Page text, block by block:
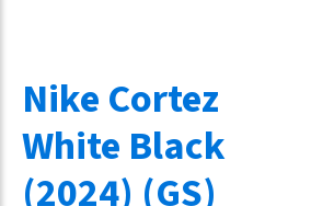
Nike Cortez
White Black
(2024) (GS)